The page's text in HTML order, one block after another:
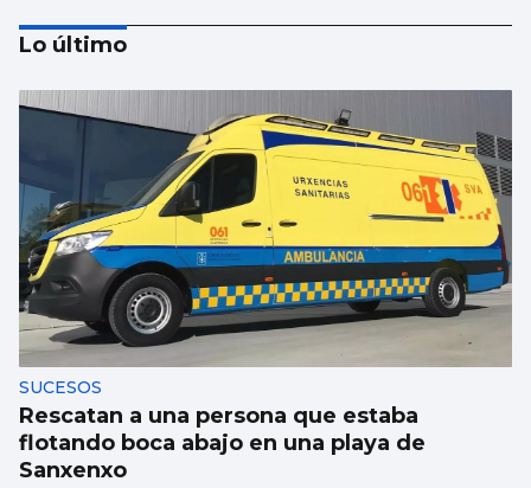
MÚSICA
Lucas Paulano representará a España en
Eurovisión Junior 2026
Lo último
SUCESOS
Rescatan a una persona que estaba
flotando boca abajo en una playa de
Sanxenxo